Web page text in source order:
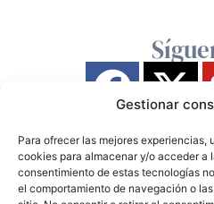
Gestionar
Para ofrecer las mejores
cookies para almacenar y/o acceder a
consentimiento de estas tecnologías
el comportamiento de navegación o